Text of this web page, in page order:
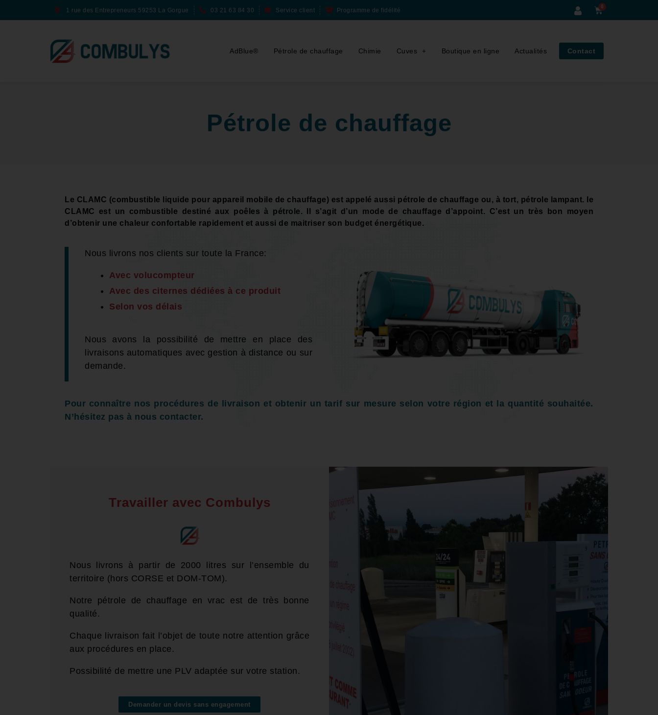
1 rue des Entrepreneurs 59253 La Gorgue 03 21 63 84 30 Service client Programme de fidélité
AdBlue® Pétrole de chauffage Chimie Cuves Boutique en ligne Actualités Contact
Pétrole de chauffage
Le CLAMC (combustible liquide pour appareil mobile de chauffage) est appelé aussi pétrole de chauffage ou, à tort, pétrole lampant. le
CLAMC est un combustible destiné aux poêles à pétrole. Il s’agit d’un mode de chauffage d’appoint. C’est un très bon moyen
d’obtenir une chaleur confortable rapidement et aussi de maitriser son budget énergétique.
Nous livrons nos clients sur toute la France:
Avec volucompteur
Avec des citernes dédiées à ce produit
Selon vos délais
Nous avons la possibilité de mettre en place des
livraisons automatiques avec gestion à distance ou sur
demande.
Pour connaître nos procédures de livraison et obtenir un tarif sur mesure selon votre région et la quantité souhaitée.
N’hésitez pas à nous contacter.
Travailler avec Combulys
Nous livrons à partir de 2000 litres sur l’ensemble du
territoire (hors CORSE et DOM-TOM).
Notre pétrole de chauffage en vrac est de très bonne
qualité.
Chaque livraison fait l’objet de toute notre attention grâce
aux procédures en place.
Possibilité de mettre une PLV adaptée sur votre station.
Demander un devis sans engagement